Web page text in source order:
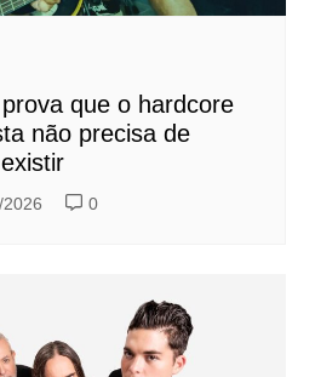
que o hardcore
não precisa de
0